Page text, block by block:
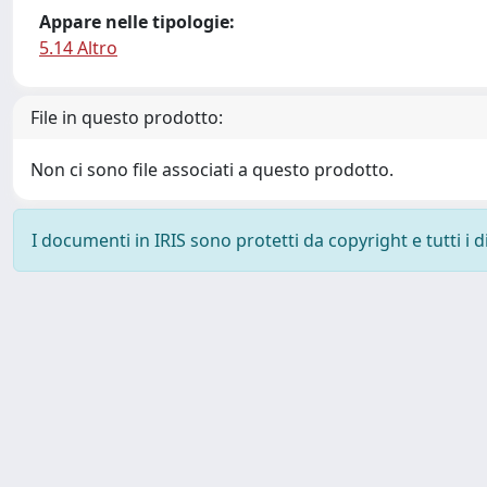
Appare nelle tipologie:
5.14 Altro
File in questo prodotto:
Non ci sono file associati a questo prodotto.
I documenti in IRIS sono protetti da copyright e tutti i